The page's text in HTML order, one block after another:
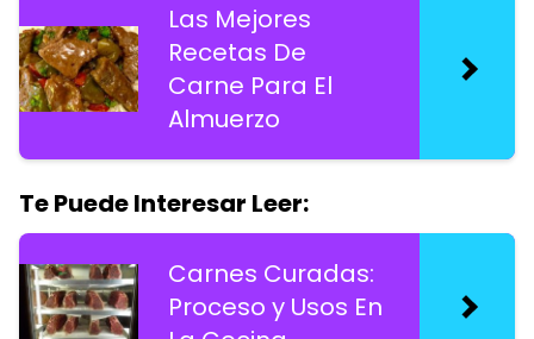
Las Mejores
Recetas De
Carne Para El
Almuerzo
Te Puede Interesar Leer:
Carnes Curadas:
Proceso y Usos En